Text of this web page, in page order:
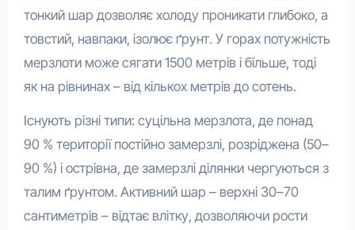
тонкий шар дозволяє холоду проникати глибоко, а
товстий, навпаки, ізолює ґрунт. У горах потужність
мерзлоти може сягати 1500 метрів і більше, тоді
як на рівнинах – від кількох метрів до сотень.
Існують різні типи: суцільна мерзлота, де понад
90 % території постійно замерзлі, розріджена (50–
90 %) і острівна, де замерзлі ділянки чергуються з
талим ґрунтом. Активний шар – верхні 30–70
сантиметрів – відтає влітку, дозволяючи рости